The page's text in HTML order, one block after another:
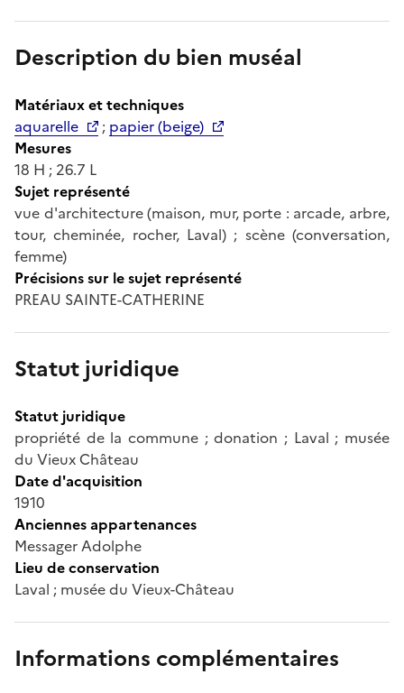
Description du bien muséal
Matériaux et techniques
aquarelle
; papier (beige)
Mesures
18 H ; 26.7 L
Sujet représenté
vue d'architecture (maison, mur, porte : arcade, arbre,
tour, cheminée, rocher, Laval) ; scène (conversation,
femme)
Précisions sur le sujet représenté
PREAU SAINTE-CATHERINE
Statut juridique
Statut juridique
propriété de la commune ; donation ; Laval ; musée
du Vieux Château
Date d'acquisition
1910
Anciennes appartenances
Messager Adolphe
Lieu de conservation
Laval ; musée du Vieux-Château
Informations complémentaires